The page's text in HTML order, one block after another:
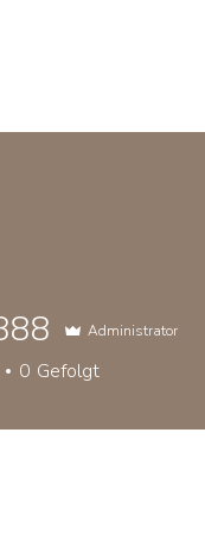
STATEMENTAdministrator
0 Gefolgt